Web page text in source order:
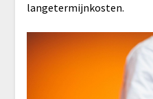
langetermijnkosten.